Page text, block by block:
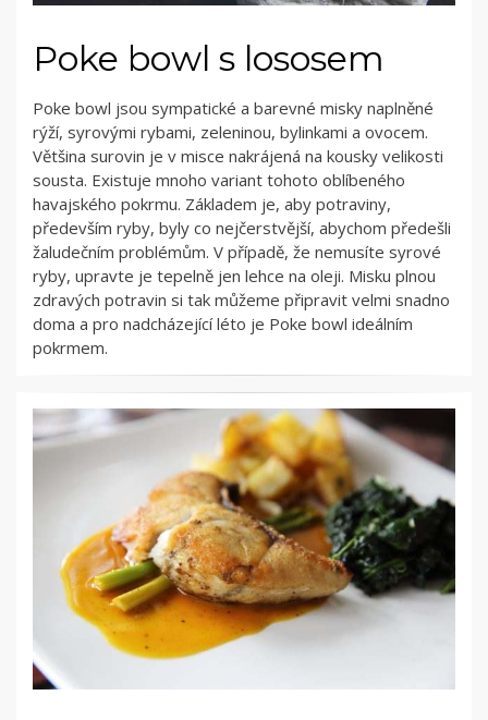
Poke bowl s lososem
Poke bowl jsou sympatické a barevné misky naplněné
rýží, syrovými rybami, zeleninou, bylinkami a ovocem.
Většina surovin je v misce nakrájená na kousky velikosti
sousta. Existuje mnoho variant tohoto oblíbeného
havajského pokrmu. Základem je, aby potraviny,
především ryby, byly co nejčerstvější, abychom předešli
žaludečním problémům. V případě, že nemusíte syrové
ryby, upravte je tepelně jen lehce na oleji. Misku plnou
zdravých potravin si tak můžeme připravit velmi snadno
doma a pro nadcházející léto je Poke bowl ideálním
pokrmem.